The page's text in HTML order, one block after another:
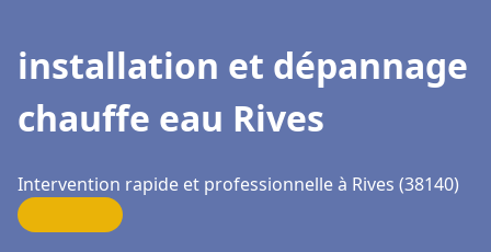
installation et dépannage
chauffe eau Rives
Intervention rapide et professionnelle à Rives (38140)